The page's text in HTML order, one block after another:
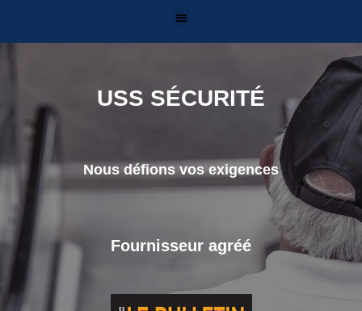
USS SÉCURITÉ
Nous défions vos exigences
Fournisseur agréé